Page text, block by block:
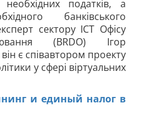
податків, а
банківського
сектору ICT Офісу
(BRDO) Ігор
є співавтором проекту
у сфері віртуальних
и единый налог в